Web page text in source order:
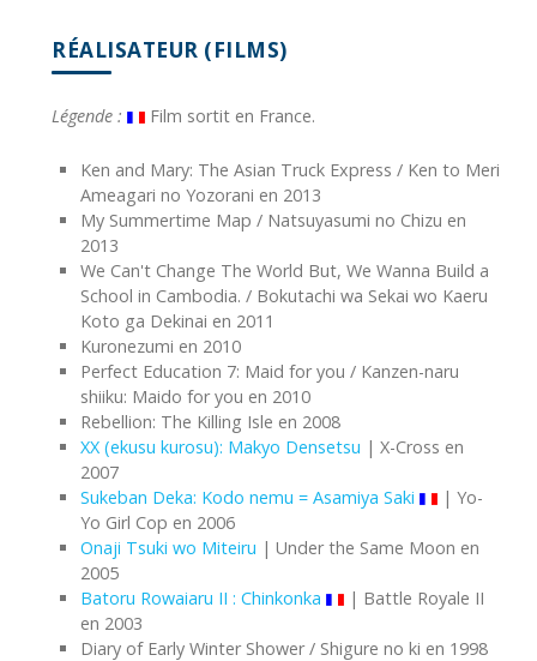
RÉALISATEUR (FILMS)
Légende : Film sortit en France.
Ken and Mary: The Asian Truck Express / Ken to Meri
Ameagari no Yozorani en 2013
My Summertime Map / Natsuyasumi no Chizu en
2013
We Can't Change The World But, We Wanna Build a
School in Cambodia. / Bokutachi wa Sekai wo Kaeru
Koto ga Dekinai en 2011
Kuronezumi en 2010
Perfect Education 7: Maid for you / Kanzen-naru
shiiku: Maido for you en 2010
Rebellion: The Killing Isle en 2008
XX (ekusu kurosu): Makyo Densetsu | X-Cross en
2007
Sukeban Deka: Kodo nemu = Asamiya Saki
| Yo-
Yo Girl Cop en 2006
Onaji Tsuki wo Miteiru | Under the Same Moon en
2005
Batoru Rowaiaru II : Chinkonka
| Battle Royale II
en 2003
Diary of Early Winter Shower / Shigure no ki en 1998